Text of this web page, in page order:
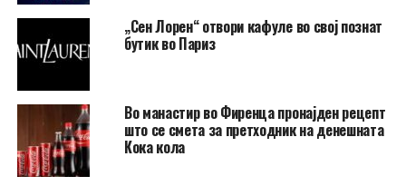
„Сен Лорен“ отвори кафуле во свој познат
бутик во Париз
Во манастир во Фиренца пронајден рецепт
што се смета за претходник на денешната
Кока кола